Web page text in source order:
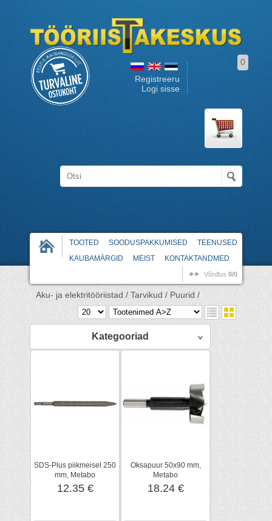
Registreeru
Logi sisse
0
TOOTED SOODUSPAKKUMISED
TEENUSED
KAUBAMÄRGID
MEIST KONTAKTANDMED
Võrdlus 0/0
Aku- ja elektritööriistad / Tarvikud / Puurid /
Kategooriad
SDS-Plus piikmeisel 250
mm, Metabo
12.35 €
Oksapuur 50x90 mm,
Metabo
18.24 €